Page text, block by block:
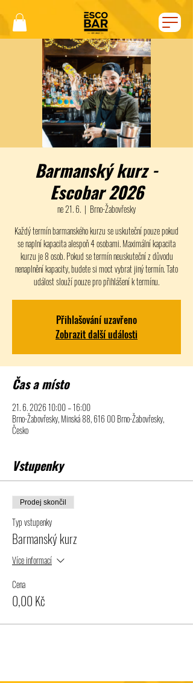
Barmanský kurz -
Escobar 2026
ne 21. 6.
  |
Brno-Žabovřesky
Každý termín barmanského kurzu se uskuteční pouze pokud
se naplní kapacita alespoň 4 osobami. Maximální kapacita
kurzu je 8 osob. Pokud se termín neuskuteční z důvodu
nenaplnění kapacity, budete si moct vybrat jiný termín. Tato
událost slouží pouze pro přihlášení k termínu.
Přihlašování uzavřeno
Zobrazit další události
Čas a místo
21. 6. 2026 10:00 – 16:00
Brno-Žabovřesky, Minská 88, 616 00 Brno-Žabovřesky,
Česko
Vstupenky
Prodej skončil
Typ vstupenky
Barmanský kurz
Více informací
Cena
0,00 Kč